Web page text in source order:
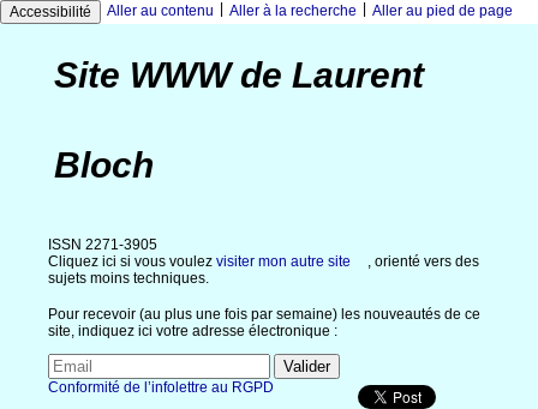
Accessibilité Aller au contenu Aller à la recherche Aller au pied de page
Site WWW de Laurent
Bloch
ISSN 2271-3905
Cliquez ici si vous voulez visiter mon autre site
, orienté vers des
sujets moins techniques.
Pour recevoir (au plus une fois par semaine) les nouveautés de ce
site, indiquez ici votre adresse électronique :
Conformité de l’infolettre au RGPD